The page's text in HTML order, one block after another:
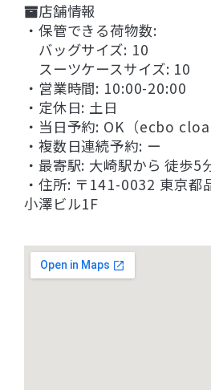
店舗情報
・保管できる荷物数:
バッグサイズ: 10
スーツケースサイズ: 10
・営業時間: 10:00-20:00
・定休日: 土日
・当日予約: OK（ecbo
・複数日連続予約: ー
・最寄駅: 大崎駅から 徒歩5
・住所: 〒141-0032 東京都
小澤ビル1F